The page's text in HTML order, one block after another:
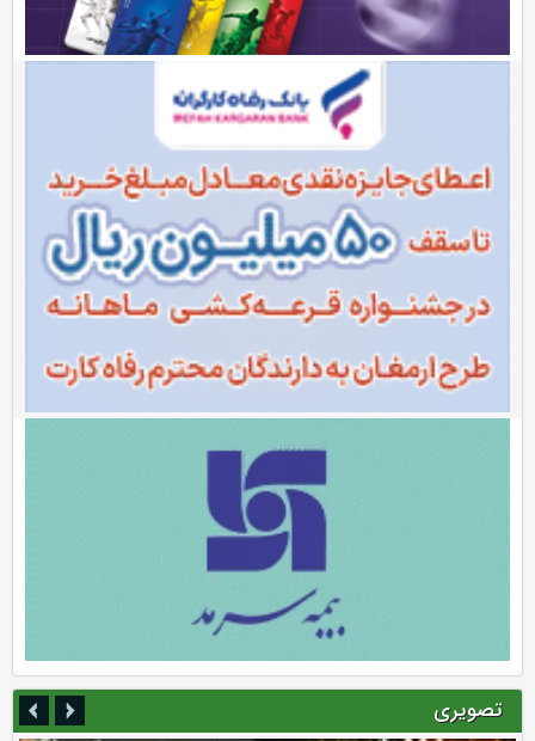
تصویری